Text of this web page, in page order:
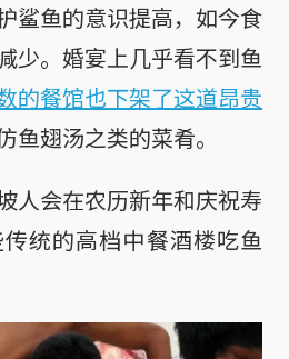
鲨鱼的意识提高，如今食
少。婚宴上几乎看不到鱼
的餐馆也下架了这道昂贵
鱼翅汤之类的菜肴。
人会在农历新年和庆祝寿
统的高档中餐酒楼吃鱼